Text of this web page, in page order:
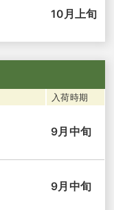
10月上旬
入荷時期
9月中旬
9月中旬